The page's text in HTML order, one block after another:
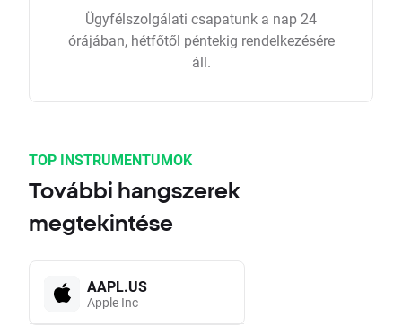
Ügyfélszolgálati csapatunk a nap 24
órájában, hétfőtől péntekig rendelkezésére
áll.
TOP INSTRUMENTUMOK
További hangszerek
megtekintése
AAPL.US
Apple Inc